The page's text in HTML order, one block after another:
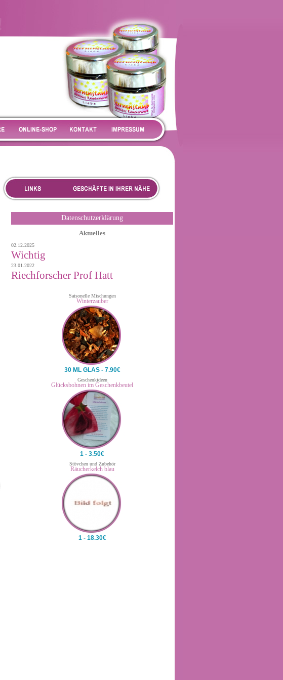
Datenschutzerklärung
Aktuelles
02.12.2025
Wichtig
23.01.2022
Riechforscher Prof Hatt
Saisonelle Mischungen
Winterzauber
30 ML GLAS - 7.90€
Geschenkideen
Glücksbohnen im Geschenkbeutel
1 - 3.50€
Stövchen und Zubehör
Räucherkelch blau
1 - 18.30€